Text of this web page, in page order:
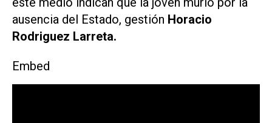
ausencia del Estado, gestión Horacio
Rodriguez Larreta.
Embed